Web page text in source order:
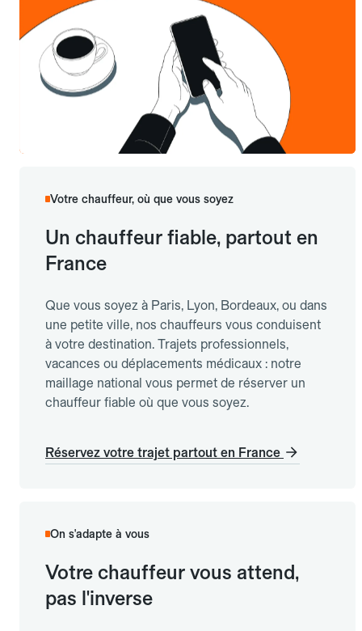
Votre chauffeur, où que vous soyez
Un chauffeur fiable, partout en
France
Que vous soyez à Paris, Lyon, Bordeaux, ou dans
une petite ville, nos chauffeurs vous conduisent
à votre destination. Trajets professionnels,
vacances ou déplacements médicaux : notre
maillage national vous permet de réserver un
chauffeur fiable où que vous soyez.
Réservez votre trajet partout en France
On s'adapte à vous
Votre chauffeur vous attend,
pas l'inverse